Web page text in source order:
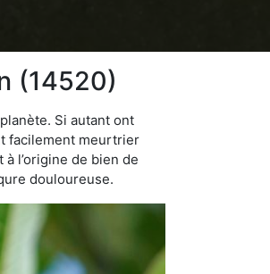
(14520)
Si autant ont
facilement meurtrier
l’origine de bien de
douloureuse.